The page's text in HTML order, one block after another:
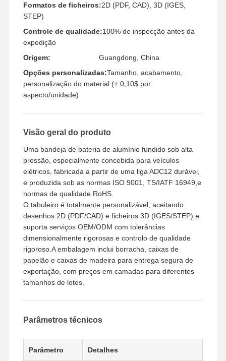
Formatos de ficheiros:2D (PDF, CAD), 3D (IGES,
STEP)
Controle de qualidade:100% de inspecção antes da
expedição
Origem:
Guangdong, China
Opções personalizadas:Tamanho, acabamento,
personalização do material (+ 0,10$ por
aspecto/unidade)
Visão geral do produto
Uma bandeja de bateria de alumínio fundido sob alta
pressão, especialmente concebida para veículos
elétricos, fabricada a partir de uma liga ADC12 durável,
e produzida sob as normas ISO 9001, TS/IATF 16949,e
normas de qualidade RoHS.
O tabuleiro é totalmente personalizável, aceitando
desenhos 2D (PDF/CAD) e ficheiros 3D (IGES/STEP) e
suporta serviços OEM/ODM com tolerâncias
dimensionalmente rigorosas e controlo de qualidade
rigoroso.A embalagem inclui borracha, caixas de
papelão e caixas de madeira para entrega segura de
exportação, com preços em camadas para diferentes
tamanhos de lotes.
Parâmetros técnicos
Parâmetro Detalhes